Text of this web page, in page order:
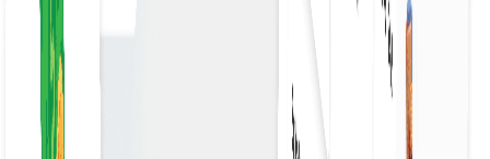
داده های امن
با اقدامات امنیتی قوی و فناوری‌های رمزگذاری، از اطلاعات سفارش
خرید محافظت کنید.